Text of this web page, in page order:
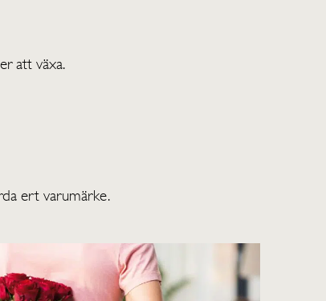
att växa.
ert varumärke.